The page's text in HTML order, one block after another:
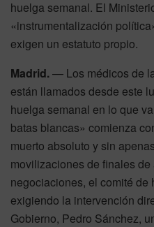
huelga semanal. El
«instrumentalización
exigen un estatuto propio.
Madrid.— Los médicos de
están llamados desde este
huelga semanal en lo que
batas blancas» comienza
muerto absoluto y sin
movilizaciones de finales
negociaciones, el comité
exigiendo la intervención
Gobierno, Pedro Sánchez,